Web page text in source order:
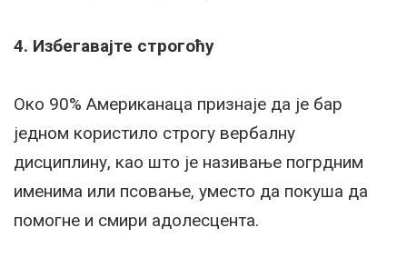
4. Избегавајте строгоћу
Око 90% Американаца признаје да је бар
једном користило строгу вербалну
дисциплину, као што је називање погрдним
именима или псовање, уместо да покуша да
помогне и смири адолесцента.